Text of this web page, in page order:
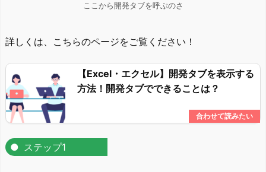
ここから開発タブを呼ぶのさ
詳しくは、こちらのページをご覧ください！
【Excel・エクセル】開発タブを表示する
方法！開発タブでできることは？
ステップ1